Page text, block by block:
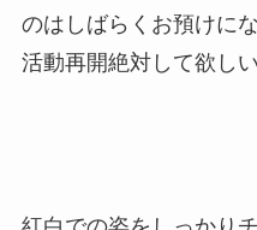
のはしばらくお預けに
活動再開絶対して欲し